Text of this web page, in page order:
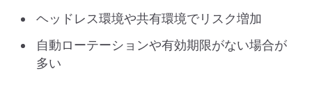
ヘッドレス環境や共有環境でリスク増加
自動ローテーションや有効期限がない場合が
多い